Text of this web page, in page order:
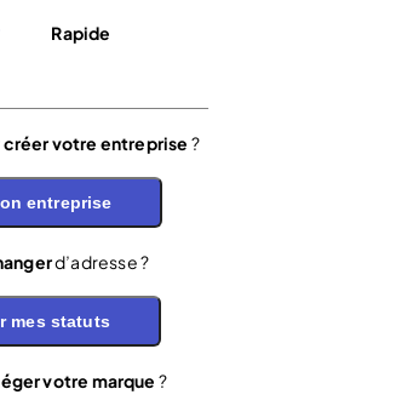
Rapide
créer votre entreprise ?
entreprise
d’adresse ?
mes statuts
votre marque ?